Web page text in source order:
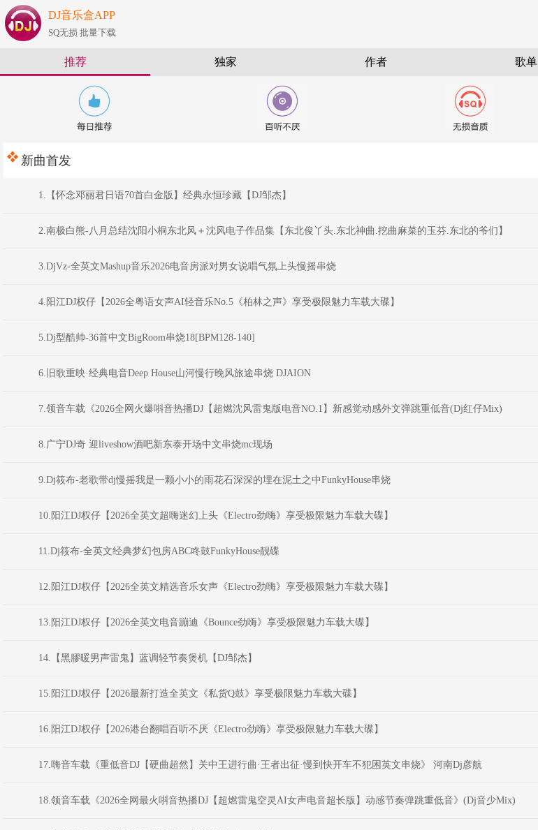
DJ音乐盒APP
SQ无损 批量下载
推荐 独家 作者 歌单
新曲首发
1.【怀念邓丽君日语70首白金版】经典永恒珍藏【DJ邹杰】
2.南极白熊-八月总结沈阳小桐东北风＋沈风电子作品集【东北俊丫头.东北神曲.挖曲麻菜的玉芬.东北的爷们】
3.DjVz-全英文Mashup音乐2026电音房派对男女说唱气氛上头慢摇串烧
4.阳江DJ权仔【2026全粤语女声AI轻音乐No.5《柏林之声》享受极限魅力车载大碟】
5.Dj型酷帅-36首中文BigRoom串烧18[BPM128-140]
6.旧歌重映·经典电音Deep House山河慢行晚风旅途串烧 DJAION
7.领音车载《2026全网火爆唞音热播DJ【超燃沈风雷鬼版电音NO.1】新感觉动感外文弹跳重低音(Dj红仔Mix)
8.广宁DJ奇 迎liveshow酒吧新东泰开场中文串烧mc现场
9.Dj筱布-老歌带dj慢摇我是一颗小小的雨花石深深的埋在泥土之中FunkyHouse串烧
10.阳江DJ权仔【2026全英文超嗨迷幻上头《Electro劲嗨》享受极限魅力车载大碟】
11.Dj筱布-全英文经典梦幻包房ABC咚鼓FunkyHouse靓碟
12.阳江DJ权仔【2026全英文精选音乐女声《Electro劲嗨》享受极限魅力车载大碟】
13.阳江DJ权仔【2026全英文电音蹦迪《Bounce劲嗨》享受极限魅力车载大碟】
14.【黑膠暖男声雷鬼】蓝调轻节奏煲机【DJ邹杰】
15.阳江DJ权仔【2026最新打造全英文《私货Q鼓》享受极限魅力车载大碟】
16.阳江DJ权仔【2026港台翻唱百听不厌《Electro劲嗨》享受极限魅力车载大碟】
17.嗨音车载《重低音DJ【硬曲超然】关中王进行曲·王者出征·慢到快开车不犯困英文串烧》 河南Dj彦航
18.领音车载《2026全网最火唞音热播DJ【超燃雷鬼空灵AI女声电音超长版】动感节奏弹跳重低音》(Dj音少Mix)